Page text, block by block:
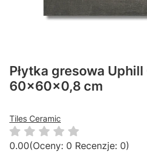
Płytka gresowa
60x60x0,8 cm
Tiles Ceramic
0.00(Oceny: 0 Recenzje: 0)